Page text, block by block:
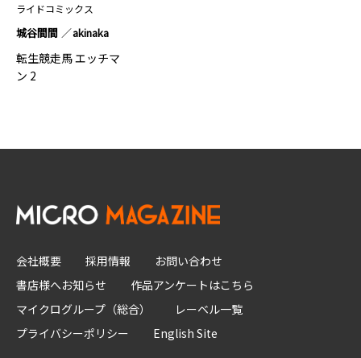
ライドコミックス
城谷間間 akinaka
転生競走馬 エッチマ
ン 2
会社概要 採用情報
お問い合わせ
書店様へお知らせ
作品アンケートはこちら
マイクログループ（総合）
レーベル一覧
プライバシーポリシー
English Site